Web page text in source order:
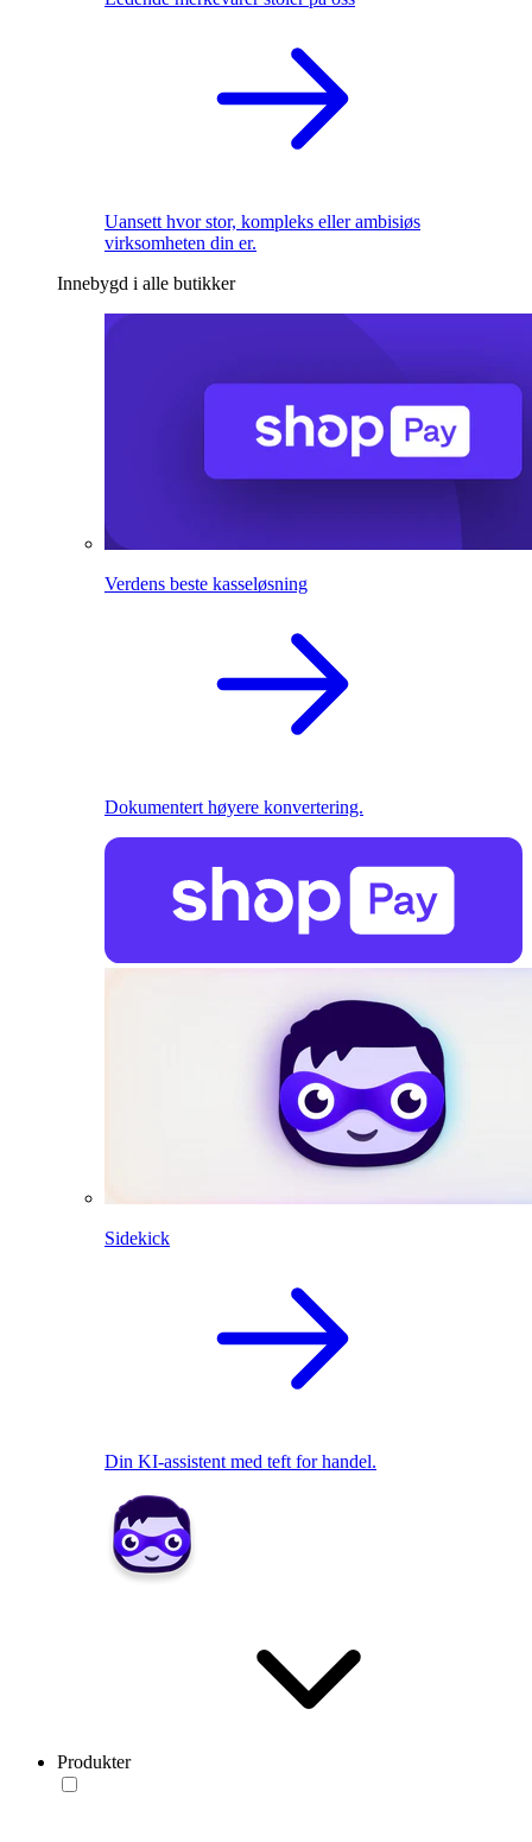
Uansett hvor stor, kompleks eller ambisiøs
virksomheten din er.
Innebygd i alle butikker
Verdens beste kasseløsning
Dokumentert høyere konvertering.
Sidekick
Din KI-assistent med teft for handel.
Produkter